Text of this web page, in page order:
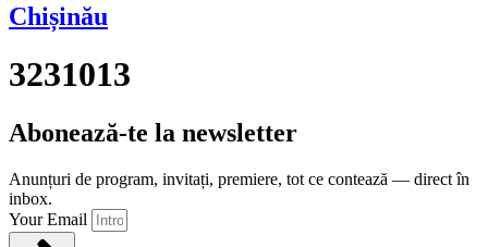
Chișinău
3231013
Abonează-te la newsletter
Anunțuri de program, invitați, premiere, tot ce contează — direct în
inbox.
Your Email